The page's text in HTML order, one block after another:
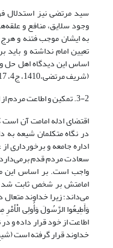
سید مرتضی نیز استدلال
وجود سلایق، منافع و
به ایشان موجب فتنه و
تعیین امام نداشته و باید
اساس این دیدگاه اهل حل
(شریف مرتضی،1410، ج4، 17).
3-2. تمکین و اطاعت مردم از امام
اقتضای ادله امامت آن است
در نگاه متکلمان شیعه به
اداره جامعه و برخورداری
سعادت مردم قدم برمی‌دارد
واجب است. بر اساس این
امامتش بر شخص ثابت شد،
می‌داند؛ زیرا خداوند متعال
اطاعت از خود قرار داده و
خداوند قرار گرفته است (شیخ